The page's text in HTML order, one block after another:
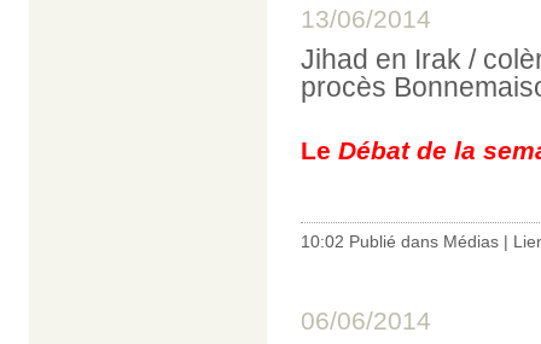
13/06/2014
Jihad en Irak /
procès
Le Débat de la
10:02 Publié dans Médias |
06/06/2014